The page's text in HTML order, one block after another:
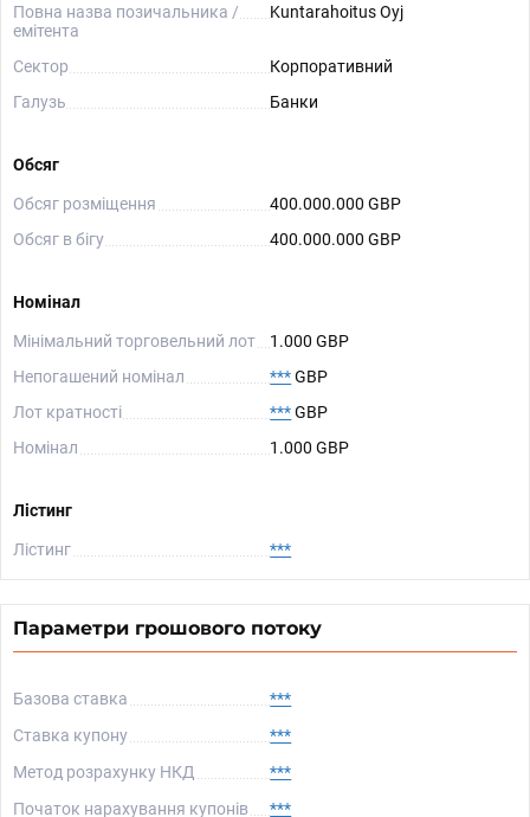
Повна назва позичальника /
емітента
Kuntarahoitus Oyj
Сектор
Корпоративний
Галузь
Банки
Обсяг
Обсяг розміщення
400.000.000 GBP
Обсяг в бігу
400.000.000 GBP
Номінал
Мінімальний торговельний лот
1.000 GBP
Непогашений номінал
***GBP
Лот кратності
***GBP
Номінал
1.000 GBP
Лістинг
Лістинг ***
Параметри грошового потоку
Базова ставка
***
Ставка купону
***
Метод розрахунку НКД
***
Початок нарахування купонів
***